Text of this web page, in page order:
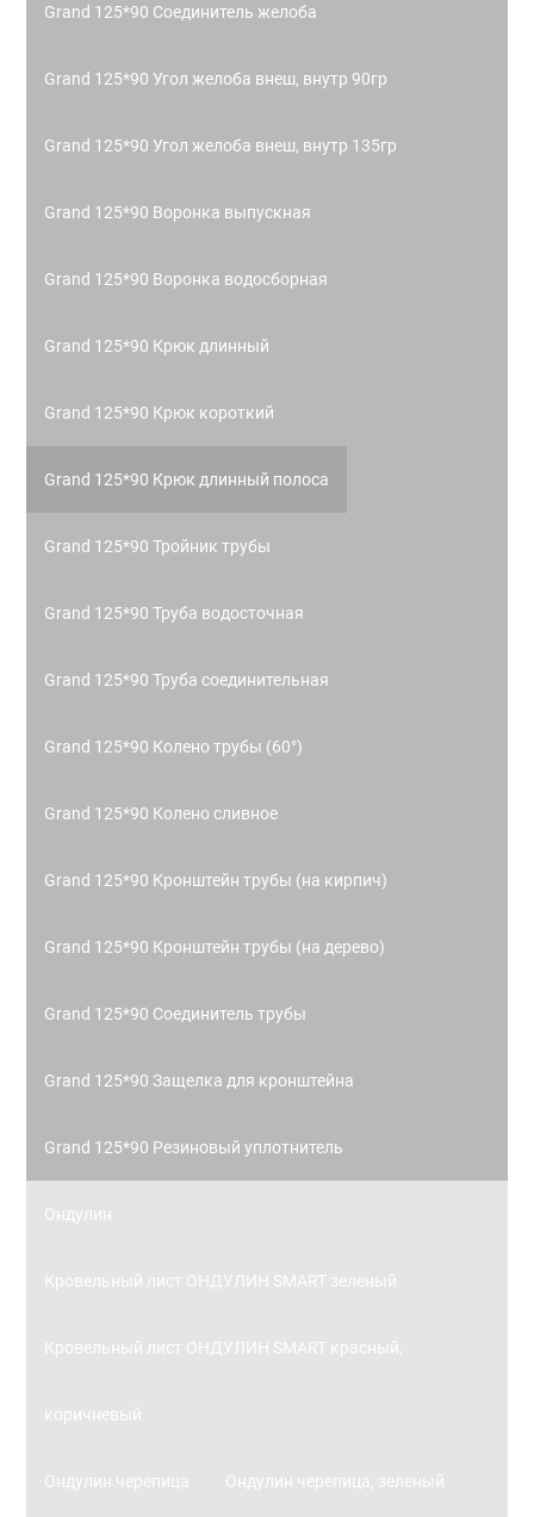
Grand 125*90 Соединитель желоба
Grand 125*90 Угол желоба внеш, внутр 90гр
Grand 125*90 Угол желоба внеш, внутр 135гр
Grand 125*90 Воронка выпускная
Grand 125*90 Воронка водосборная
Grand 125*90 Крюк длинный
Grand 125*90 Крюк короткий
Grand 125*90 Крюк длинный полоса
Grand 125*90 Тройник трубы
Grand 125*90 Труба водосточная
Grand 125*90 Труба соединительная
Grand 125*90 Колено трубы (60°)
Grand 125*90 Колено сливное
Grand 125*90 Кронштейн трубы (на кирпич)
Grand 125*90 Кронштейн трубы (на дерево)
Grand 125*90 Соединитель трубы
Grand 125*90 Защелка для кронштейна
Grand 125*90 Резиновый уплотнитель
Ондулин
Кровельный лист ОНДУЛИН SMART зеленый
Кровельный лист ОНДУЛИН SMART красный,
коричневый
Ондулин черепица Ондулин черепица, зеленый